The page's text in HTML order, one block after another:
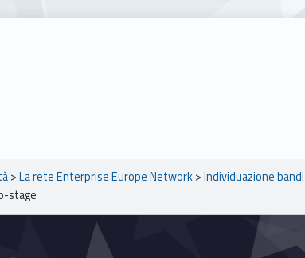
>La rete Enterprise Europe Network>Individuazione
stage